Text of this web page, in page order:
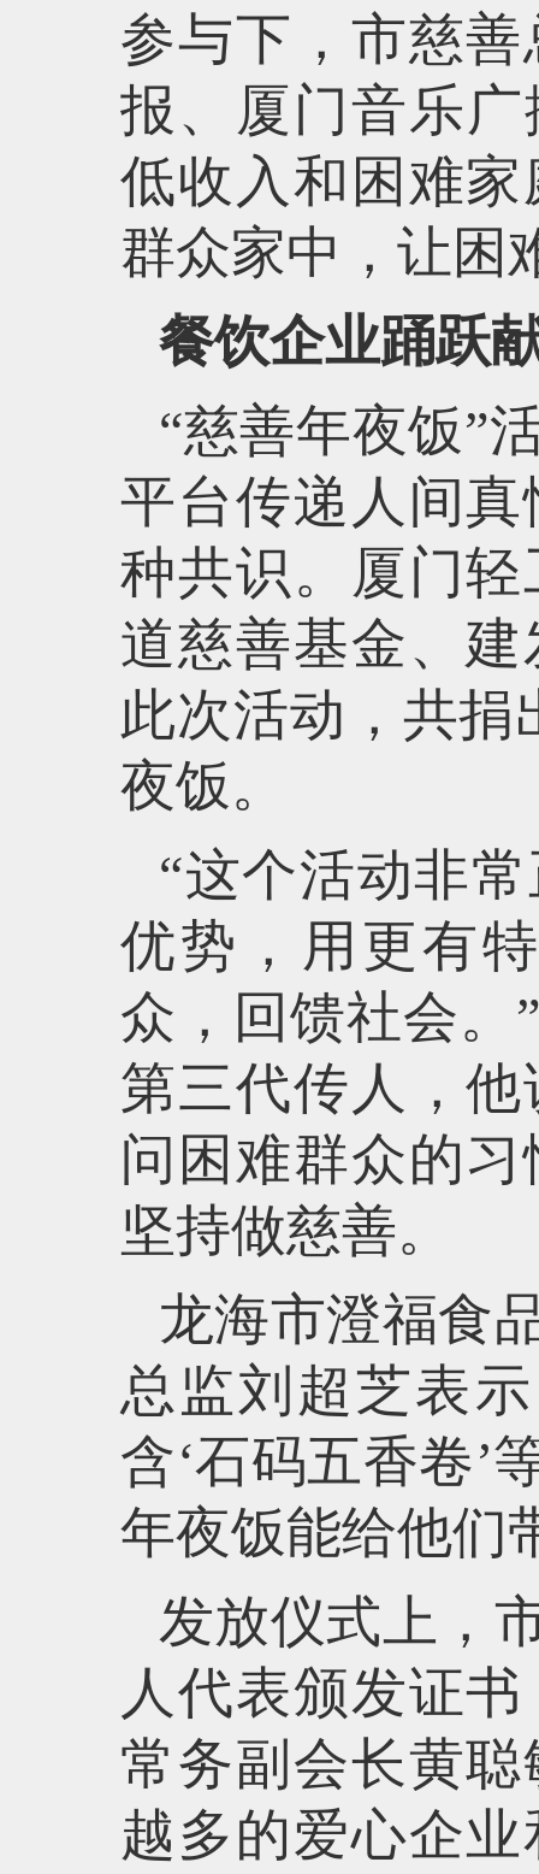
参与下，市慈
报、厦门音乐
低收入和困难
群众家中，让困
餐饮企业踊跃
“慈善年夜饭”
平台传递人间
种共识。厦门
道慈善基金、
此次活动，共捐
夜饭。
“这个活动非
优势，用更有
众，回馈社会。
第三代传人，
问困难群众的
坚持做慈善。
龙海市澄福食
总监刘超芝表
含‘石码五香卷’
年夜饭能给他们
发放仪式上，
人代表颁发证
常务副会长黄
越多的爱心企